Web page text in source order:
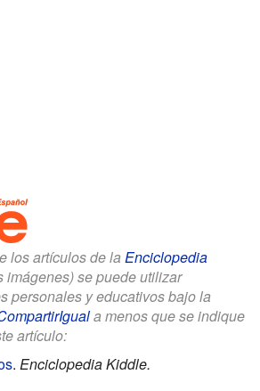
los artículos de la Enciclopedia
imágenes) se puede utilizar
personales y educativos bajo la
a menos que se indique
artículo:
. Enciclopedia Kiddle.